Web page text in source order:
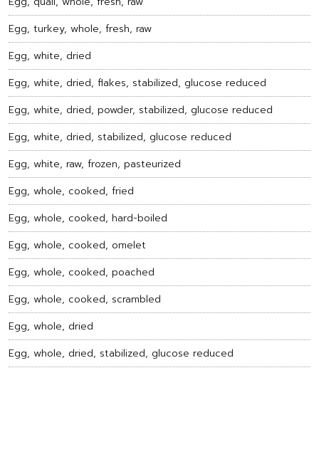
Egg, turkey, whole, fresh, raw
Egg, white, dried
Egg, white, dried, flakes, stabilized, glucose reduced
Egg, white, dried, powder, stabilized, glucose reduced
Egg, white, dried, stabilized, glucose reduced
Egg, white, raw, frozen, pasteurized
Egg, whole, cooked, fried
Egg, whole, cooked, hard-boiled
Egg, whole, cooked, omelet
Egg, whole, cooked, poached
Egg, whole, cooked, scrambled
Egg, whole, dried
Egg, whole, dried, stabilized, glucose reduced